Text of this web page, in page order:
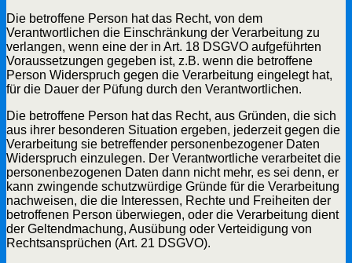
Die betroffene Person hat das Recht, von dem
Verantwortlichen die Einschränkung der Verarbeitung zu
verlangen, wenn eine der in Art. 18 DSGVO aufgeführten
Voraussetzungen gegeben ist, z.B. wenn die betroffene
Person Widerspruch gegen die Verarbeitung eingelegt hat,
für die Dauer der Püfung durch den Verantwortlichen.
Die betroffene Person hat das Recht, aus Gründen, die sich
aus ihrer besonderen Situation ergeben, jederzeit gegen die
Verarbeitung sie betreffender personenbezogener Daten
Widerspruch einzulegen. Der Verantwortliche verarbeitet die
personenbezogenen Daten dann nicht mehr, es sei denn, er
kann zwingende schutzwürdige Gründe für die Verarbeitung
nachweisen, die die Interessen, Rechte und Freiheiten der
betroffenen Person überwiegen, oder die Verarbeitung dient
der Geltendmachung, Ausübung oder Verteidigung von
Rechtsansprüchen (Art. 21 DSGVO).